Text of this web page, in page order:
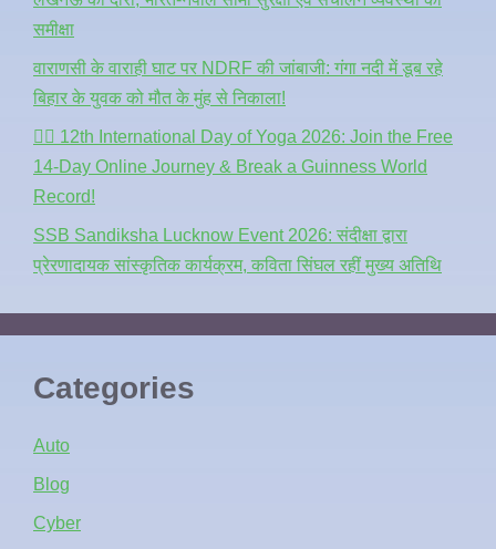
समीक्षा
वाराणसी के वाराही घाट पर NDRF की जांबाजी: गंगा नदी में डूब रहे
बिहार के युवक को मौत के मुंह से निकाला!
🧘‍♂️ 12th International Day of Yoga 2026: Join the Free
14-Day Online Journey & Break a Guinness World
Record!
SSB Sandiksha Lucknow Event 2026: संदीक्षा द्वारा
प्रेरणादायक सांस्कृतिक कार्यक्रम, कविता सिंघल रहीं मुख्य अतिथि
Categories
Auto
Blog
Cyber